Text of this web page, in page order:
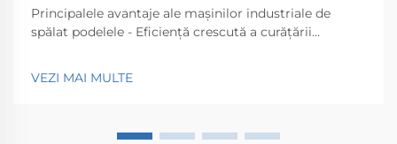
Principalele avantaje ale mașinilor industriale de
spălat podelele - Eficiență crescută a curățării
eficiență atunci când este vorba de curățare,
VEZI MAI MULTE